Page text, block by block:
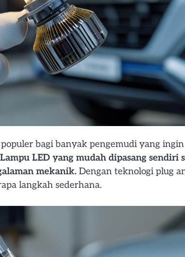
bagi banyak pengemudi yang
Lampu LED yang mudah dipasang sendiri
mekanik. Dengan teknologi plug
langkah sederhana.